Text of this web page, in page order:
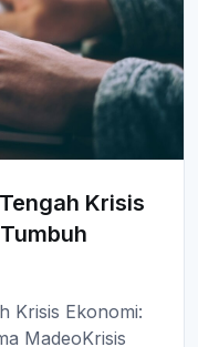
Krisis
Krisis Ekonomi:
MadeoKrisis